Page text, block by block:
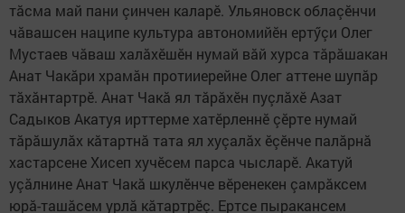
тăсма май пани çинчен каларӗ. Ульяновск облаçӗнчи
чăвашсен наципе культура автономийӗн ертӳçи Олег
Мустаев чăваш халăхӗшӗн нумай вăй хурса тăрăшакан
Анат Чакăри храмăн протииерейне Олег аттене шупăр
тăхăнтартрӗ. Анат Чакă ял тăрăхӗн пуçлăхӗ Азат
Садыков Акатуя ирттерме хатӗрленнӗ çӗрте нумай
тăрăшулăх кăтартнă тата ял хуçалăх ӗçӗнче палăрнă
хастарсене Хисеп хучӗсем парса чысларӗ. Акатуй
уçăлнине Анат Чакă шкулӗнче вӗренекен çамрăксем
юрă-ташăсем урлă кăтартрӗç. Ертсе пыракансем